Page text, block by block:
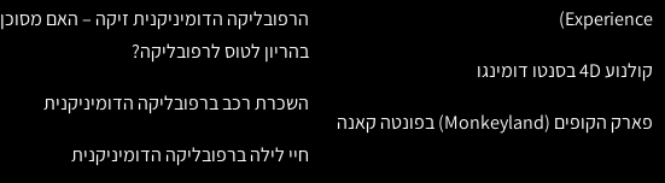
Experience)
קולנוע 4D בסנטו דומינגו
פארק הקופים (Monkeyland) בפונטה קאנה
הרפובליקה הדומיניקנית זיקה – האם מסוכן
בהריון לטוס לרפובליקה?
השכרת רכב ברפובליקה הדומיניקנית
חיי לילה ברפובליקה הדומיניקנית